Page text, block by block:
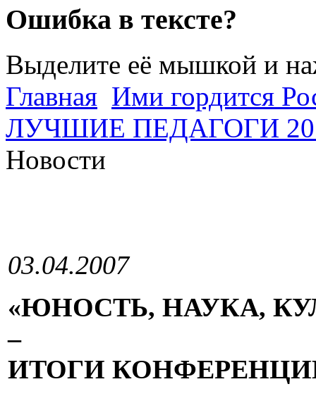
Ошибка в тексте?
Выделите её мышкой и
Главная Ими гордится
ЛУЧШИЕ ПЕДАГОГИ
Новости
03.04.2007
«ЮНОСТЬ, НАУКА,
–
ИТОГИ